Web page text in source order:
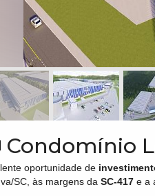
Condomínio
oportunidade de
SC, às margens da SC-417 e a